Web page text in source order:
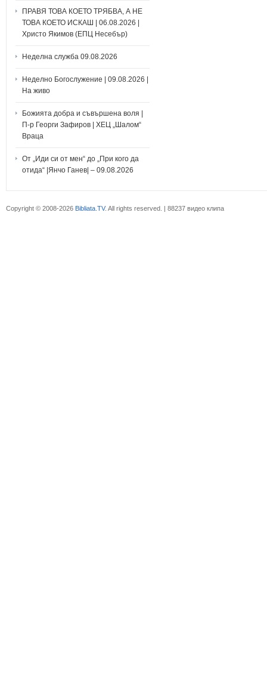
ПРАВЯ ТОВА КОЕТО ТРЯБВА, А НЕ
ТОВА КОЕТО ИСКАШ | 06.08.2026 |
Христо Якимов (ЕПЦ Несебър)
Неделна служба 09.08.2026
Неделно Богослужение | 09.08.2026 |
На живо
Божията добра и съвършена воля |
П-р Георги Зафиров | ХЕЦ „Шалом“
Враца
От „Иди си от мен“ до „При кого да
отида“ |Янчо Ганев| – 09.08.2026
Copyright © 2008-2026 Bibliata.TV. All rights reserved. | 88237 видео клипа